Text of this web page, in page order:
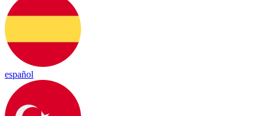
español